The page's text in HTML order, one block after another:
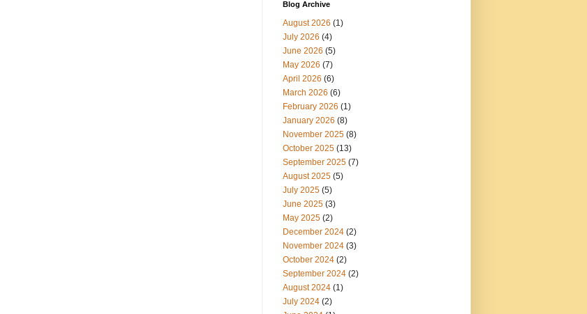
Blog Archive
August 2026 (1)
July 2026 (4)
June 2026 (5)
May 2026 (7)
April 2026 (6)
March 2026 (6)
February 2026 (1)
January 2026 (8)
November 2025 (8)
October 2025 (13)
September 2025 (7)
August 2025 (5)
July 2025 (5)
June 2025 (3)
May 2025 (2)
December 2024 (2)
November 2024 (3)
October 2024 (2)
September 2024 (2)
August 2024 (1)
July 2024 (2)